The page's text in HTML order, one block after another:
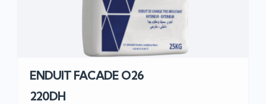
ENDUIT FACADE O26
220DH